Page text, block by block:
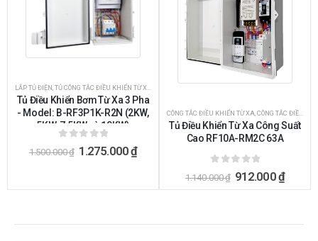
LẮP TỦ ĐIỆN TỦ CÔNG TẮC ĐIỀU KHIỂN TỪ XA
Tủ Điều Khiển Bơm Từ Xa 3 Pha
- Model: B-RF3P1K-R2N (2KW,
5KW, 7.5KW và 10KW)
ngoài 5
1.500.000₫ 1.275.000₫
CÔNG TẮC ĐIỀU KHIỂN TỪ XA CÔNG TẮC ĐIỀU KHIỂN TỪ XA BẰNG REMOTE
Tủ Điều Khiển Từ Xa Công Suất
Cao RF10A-RM2C 63A
ngoài 5
1.140.000₫ 912.000₫